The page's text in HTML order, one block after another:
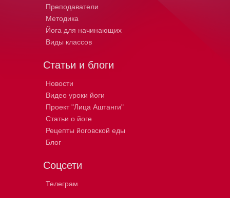
Преподаватели
Методика
Йога для начинающих
Виды классов
Статьи и блоги
Новости
Видео уроки йоги
Проект "Лица Аштанги"
Статьи о йоге
Рецепты йоговской еды
Блог
Соцсети
Телеграм